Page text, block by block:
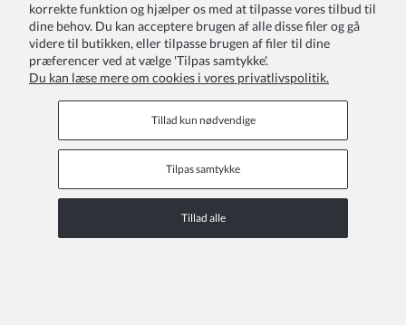
korrekte funktion og hjælper os med at tilpasse vores tilbud til
dine behov. Du kan acceptere brugen af alle disse filer og gå
videre til butikken, eller tilpasse brugen af filer til dine
præferencer ved at vælge 'Tilpas samtykke'.
Du kan læse mere om cookies i vores privatlivspolitik.
Tillad kun nødvendige
Tilpas samtykke
Tillad alle